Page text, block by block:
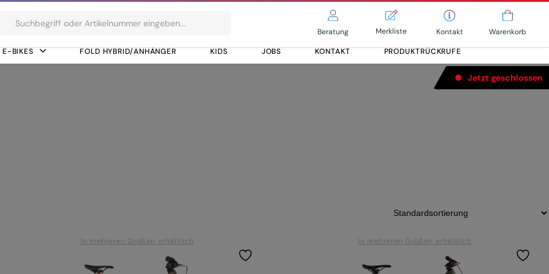
Beratung Merkliste Kontakt
Warenkorb
E-BIKES FOLD HYBRID/ANHÄNGER KIDS JOBS KONTAKT PRODUKTRÜCKRUFE
Jetzt geschlossen
In mehreren Größen erhältlich In mehreren Größen erhältlich